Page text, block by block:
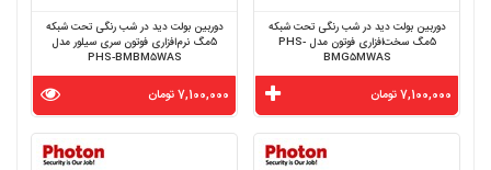
دوربین بولت دید در شب رنگی تحت شبکه
5مگ سخت‌افزاری فوتون مدل PHS-
BMG5MWAS
7,100,000 تومان
دوربین بولت دید در شب رنگی تحت شبکه
5مگ نرم‌افزاری فوتون سری سیلور مدل
PHS-BMBM5WAS
7,100,000 تومان